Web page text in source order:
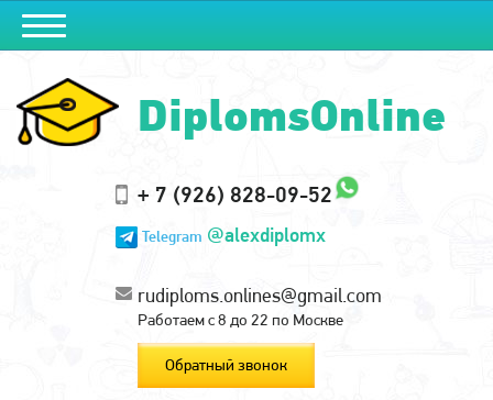
DiplomsOnline
+ 7 (926) 828-09-52
Telegram @alexdiplomx
rudiploms.onlines@gmail.com
Работаем с 8 до 22 по Москве
Обратный звонок